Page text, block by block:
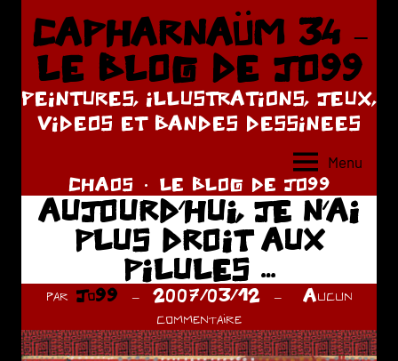
Aller
contenu
CAPHARNAÜM 34 –
LE BLOG DE JO99
PEINTURES, ILLUSTRATIONS, JEUX,
VIDEOS ET BANDES DESSINEES
Menu
CHAOS LE BLOG DE JO99
AUJOURD’HUI, JE N’AI
PLUS DROIT AUX
PILULES …
par Jo99 2007/03/12
Aucun
commentaire